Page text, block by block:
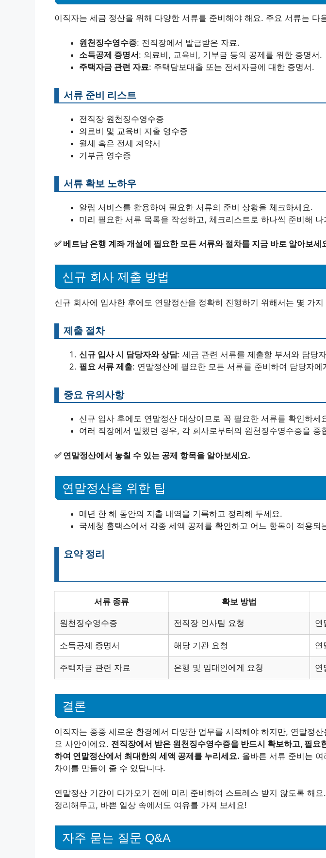
이직자는 세금 정산을 위해 다양한 서류를 준비해야 해요. 주요 서류는 다
원천징수영수증: 전직장에서 발급받은 자료.
소득공제 증명서: 의료비, 교육비, 기부금 등의 공제를 위한 증명서.
주택자금 관련 자료: 주택담보대출 또는 전세자금에 대한 증명서.
서류 준비 리스트
전직장 원천징수영수증
의료비 및 교육비 지출 영수증
월세 혹은 전세 계약서
기부금 영수증
서류 확보 노하우
알림 서비스를 활용하여 필요한 서류의 준비 상황을 체크하세요.
미리 필요한 서류 목록을 작성하고, 체크리스트로 하나씩 준비해 나
✅ 베트남 은행 계좌 개설에 필요한 모든 서류와 절차를 지금 바로 알아보세
신규 회사 제출 방법
신규 회사에 입사한 후에도 연말정산을 정확히 진행하기 위해서는 몇 가
제출 절차
신규 입사 시 담당자와 상담: 세금 관련 서류를 제출할 부서와 담당
필요 서류 제출: 연말정산에 필요한 모든 서류를 준비하여 담당자에
중요 유의사항
신규 입사 후에도 연말정산 대상이므로 꼭 필요한 서류를 확인하세
여러 직장에서 일했던 경우, 각 회사로부터의 원천징수영수증을 종
✅ 연말정산에서 놓칠 수 있는 공제 항목을 알아보세요.
연말정산을 위한 팁
매년 한 해 동안의 지출 내역을 기록하고 정리해 두세요.
국세청 홈택스에서 각종 세액 공제를 확인하고 어느 항목이 적용되
요약 정리
서류 종류 확보 방법
원천징수영수증 전직장 인사팀 요청 연
소득공제 증명서 해당 기관 요청 연
주택자금 관련 자료 은행 및 임대인에게 요청 연
결론
이직자는 종종 새로운 환경에서 다양한 업무를 시작해야 하지만, 연말정
요 사안이에요. 전직장에서 받은 원천징수영수증을 반드시 확보하고, 필요
하여 연말정산에서 최대한의 세액 공제를 누리세요. 올바른 서류 준비는
차이를 만들어 줄 수 있답니다.
연말정산 기간이 다가오기 전에 미리 준비하여 스트레스 받지 않도록 해
정리해두고, 바쁜 일상 속에서도 여유를 가져 보세요!
자주 묻는 질문 Q&A